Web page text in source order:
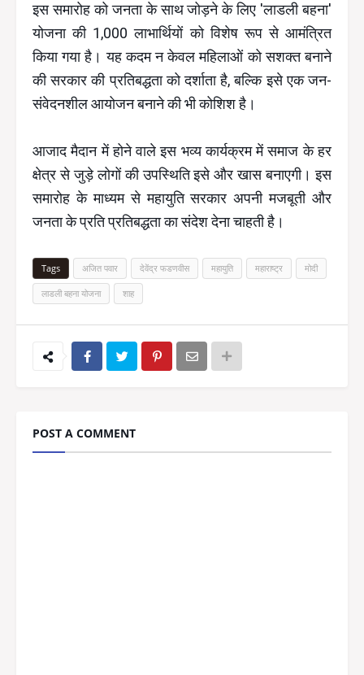
इस समारोह को जनता के साथ जोड़ने के लिए 'लाडली बहना'
योजना की 1,000 लाभार्थियों को विशेष रूप से आमंत्रित
किया गया है। यह कदम न केवल महिलाओं को सशक्त बनाने
की सरकार की प्रतिबद्धता को दर्शाता है, बल्कि इसे एक जन-
संवेदनशील आयोजन बनाने की भी कोशिश है।
आजाद मैदान में होने वाले इस भव्य कार्यक्रम में समाज के हर
क्षेत्र से जुड़े लोगों की उपस्थिति इसे और खास बनाएगी। इस
समारोह के माध्यम से महायुति सरकार अपनी मजबूती और
जनता के प्रति प्रतिबद्धता का संदेश देना चाहती है।
Tags अजित पवार देवेंद्र फडणवीस महायुति महाराष्ट्र मोदी
लाडली बहना योजना शाह
POST A COMMENT